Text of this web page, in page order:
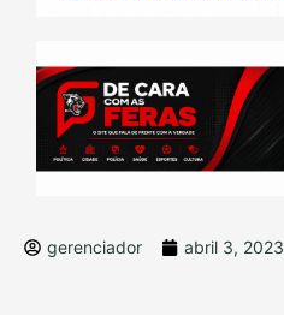
gerenciador abril 3, 2023